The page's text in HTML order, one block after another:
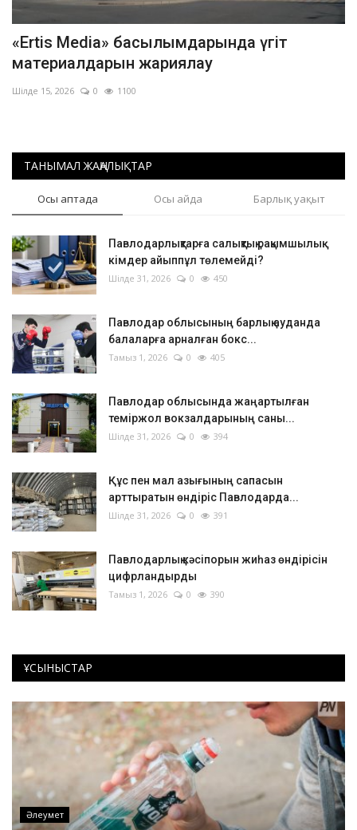
«Ertis Media» басылымдарында үгіт
материалдарын жариялау
Шілде 15, 2026 0 1100
ТАНЫМАЛ ЖАҢАЛЫҚТАР
Осы аптада Осы айда Барлық уақыт
Павлодарлықтарға салықтық рақымшылық:
кімдер айыппұл төлемейді?
Шілде 31, 2026 0 450
Павлодар облысының барлық ауданда
балаларға арналған бокс...
Тамыз 1, 2026 0 405
Павлодар облысында жаңартылған
теміржол вокзалдарының саны...
Шілде 31, 2026 0 394
Құс пен мал азығының сапасын
арттыратын өндіріс Павлодарда...
Шілде 31, 2026 0 391
Павлодарлық кәсіпорын жиһаз өндірісін
цифрландырды
Тамыз 1, 2026 0 390
ҰСЫНЫСТАР
Әлеумет